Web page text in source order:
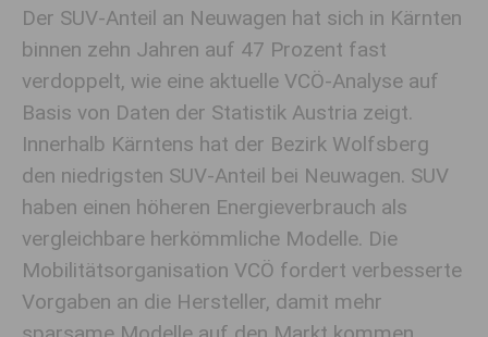
Der SUV-Anteil an Neuwagen hat sich in Kärnten
binnen zehn Jahren auf 47 Prozent fast
verdoppelt, wie eine aktuelle VCÖ-Analyse auf
Basis von Daten der Statistik Austria zeigt.
Innerhalb Kärntens hat der Bezirk Wolfsberg
den niedrigsten SUV-Anteil bei Neuwagen. SUV
haben einen höheren Energieverbrauch als
vergleichbare herkömmliche Modelle. Die
Mobilitätsorganisation VCÖ fordert verbesserte
Vorgaben an die Hersteller, damit mehr